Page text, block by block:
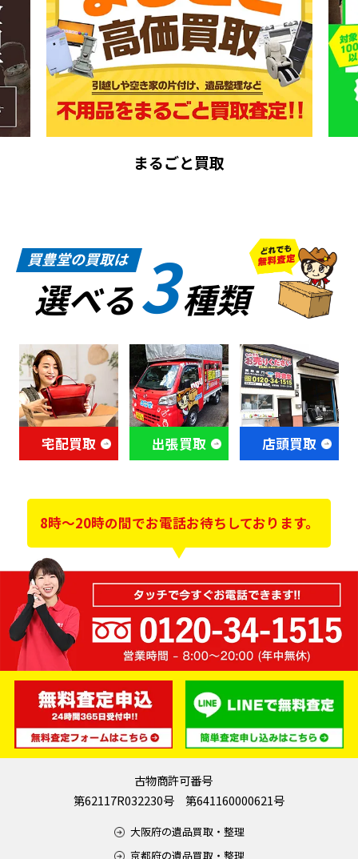
まるごと買取
買豊堂の買取は
選べる3種類
宅配買取 出張買取 店頭買取
8時～20時の間でお電話お待ちしております。
古物商許可番号
第62117R032230号 第641160000621号
大阪府の遺品買取・整理
京都府の遺品買取・整理